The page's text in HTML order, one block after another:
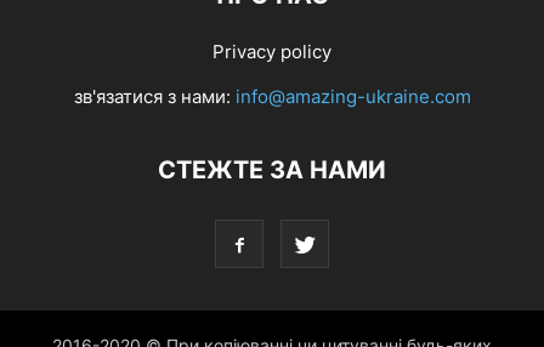
Privacy policy
зв'язатися з нами: info@amazing-ukraine.com
СТЕЖТЕ ЗА НАМИ